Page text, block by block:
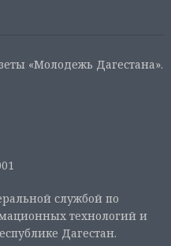
«Молодежь Дагестана».
службой по
технологий и
Дагестан.